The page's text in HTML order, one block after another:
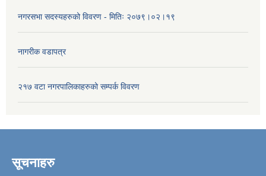
नगरसभा सदस्यहरुको विवरण - मितिः २०७९।०२।१९
नागरीक वडापत्र
२१७ वटा नगरपालिकाहरुको सम्पर्क विवरण
सूचनाहरु